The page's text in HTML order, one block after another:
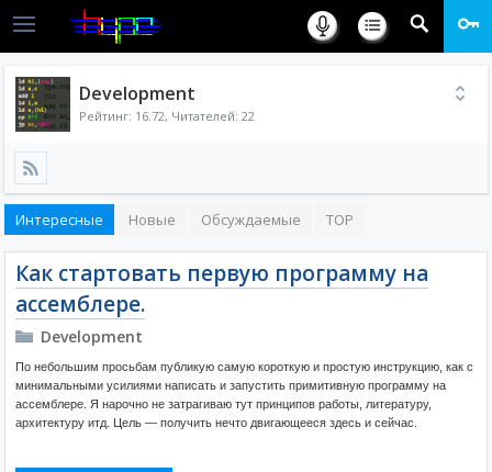
Development
Рейтинг: 16.72, Читателей: 22
Интересные Новые Обсуждаемые TOP
Как стартовать первую программу на
ассемблере.
Development
По небольшим просьбам публикую самую короткую и простую инструкцию, как с
минимальными усилиями написать и запустить примитивную программу на
ассемблере. Я нарочно не затрагиваю тут принципов работы, литературу,
архитектуру итд. Цель — получить нечто двигающееся здесь и сейчас.